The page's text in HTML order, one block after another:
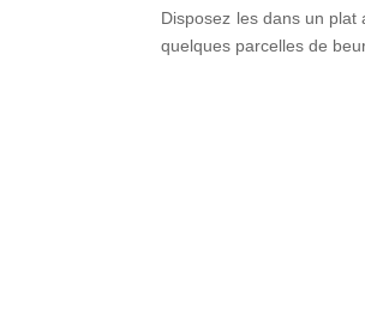
Disposez les dans un
quelques parcelles de